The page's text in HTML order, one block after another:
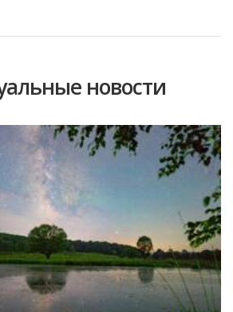
новости